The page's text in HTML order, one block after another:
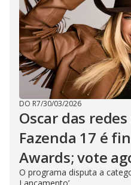
DO R7/30/03/2026
Oscar das
Fazenda 17 é
Awards; vote
O programa disputa a